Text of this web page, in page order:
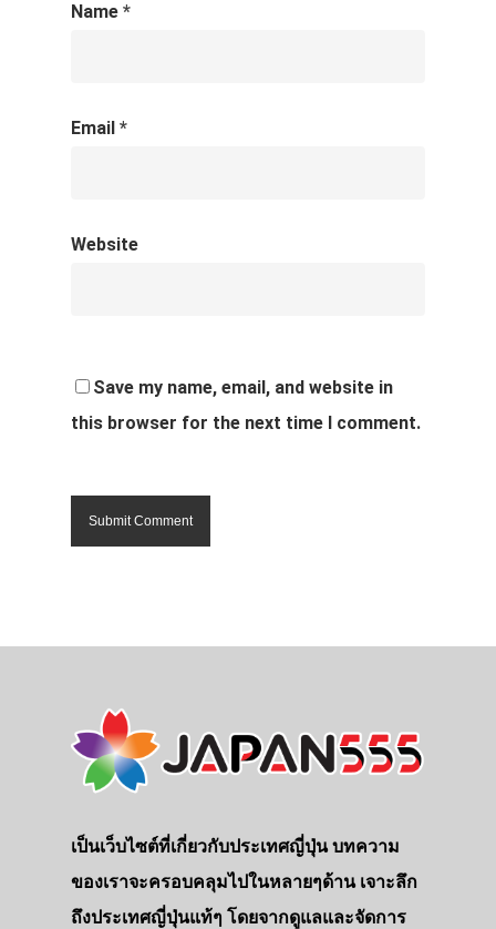
Name *
Email *
Website
Save my name, email, and website in
this browser for the next time I comment.
เป็นเว็บไซต์ที่เกี่ยวกับประเทศญี่ปุ่น บทความ
ของเราจะครอบคลุมไปในหลายๆด้าน เจาะลึก
ถึงประเทศญี่ปุ่นแท้ๆ โดยจากดูแลและจัดการ